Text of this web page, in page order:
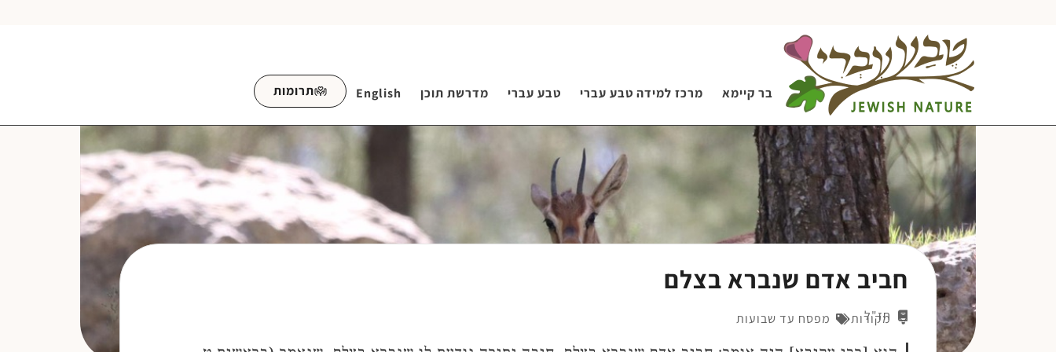
בר קיימא מרכז למידה טבע עברי טבע עברי מדרשת תוכן English תרומות
חביב אדם שנברא בצלם
חז"ל
מקורות מפסח עד שבועות